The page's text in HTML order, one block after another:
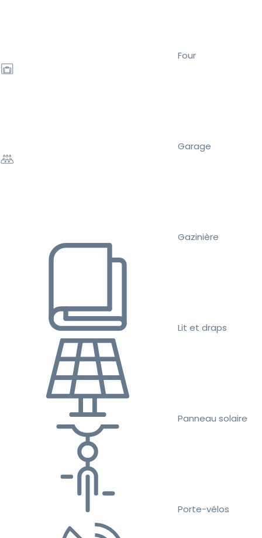
Four
Garage
Gazinière
Lit et draps
Panneau solaire
Porte-vélos